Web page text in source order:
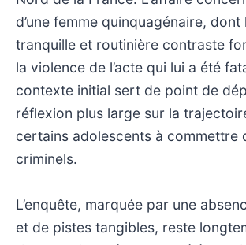
d’une femme quinquagénaire, dont
tranquille et routinière contraste
la violence de l’acte qui lui a été
contexte initial sert de point de
réflexion plus large sur la
certains adolescents à commettre
criminels.
L’enquête, marquée par une
et de pistes tangibles, reste